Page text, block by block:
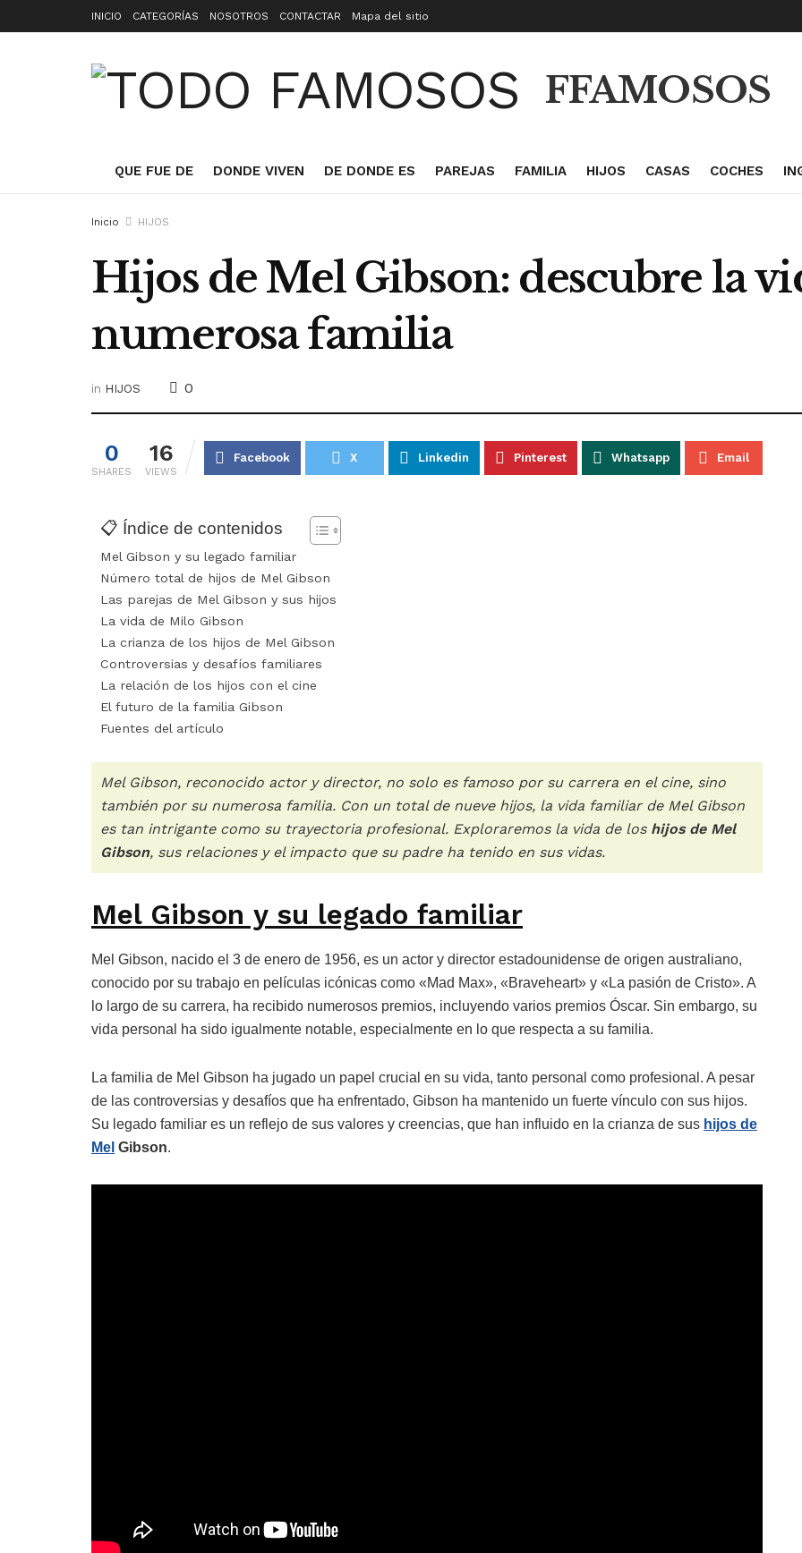
INICIO CATEGORÍAS NOSOTROS CONTACTAR Mapa del sitio
FFAMOSOS
QUE FUE DE DONDE VIVEN DE DONDE ES PAREJAS FAMILIA HIJOS CASAS COCHES
Inicio HIJOS
Hijos de Mel Gibson: descubre la
numerosa familia
in HIJOS 0
0
SHARES
16
VIEWS
Facebook X Linkedin Pinterest Whatsapp Email
📋 Índice de contenidos
Mel Gibson y su legado familiar
Número total de hijos de Mel Gibson
Las parejas de Mel Gibson y sus hijos
La vida de Milo Gibson
La crianza de los hijos de Mel Gibson
Controversias y desafíos familiares
La relación de los hijos con el cine
El futuro de la familia Gibson
Fuentes del artículo
Mel Gibson, reconocido actor y director, no solo es famoso por su carrera en el cine, sino
también por su numerosa familia. Con un total de nueve hijos, la vida familiar de Mel Gibson
es tan intrigante como su trayectoria profesional. Exploraremos la vida de los hijos de Mel
Gibson, sus relaciones y el impacto que su padre ha tenido en sus vidas.
Mel Gibson y su legado familiar
Mel Gibson, nacido el 3 de enero de 1956, es un actor y director estadounidense de origen australiano,
conocido por su trabajo en películas icónicas como «Mad Max», «Braveheart» y «La pasión de Cristo». A
lo largo de su carrera, ha recibido numerosos premios, incluyendo varios premios Óscar. Sin embargo, su
vida personal ha sido igualmente notable, especialmente en lo que respecta a su familia.
La familia de Mel Gibson ha jugado un papel crucial en su vida, tanto personal como profesional. A pesar
de las controversias y desafíos que ha enfrentado, Gibson ha mantenido un fuerte vínculo con sus hijos.
Su legado familiar es un reflejo de sus valores y creencias, que han influido en la crianza de sus hijos de
Mel Gibson.